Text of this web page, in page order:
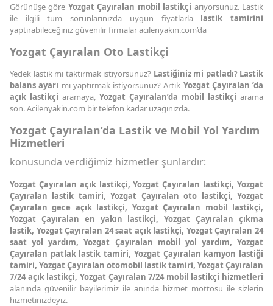
Görünüşe göre Yozgat Çayıralan mobil lastikçi arıyorsunuz. Lastik
ile ilgili tüm sorunlarınızda uygun fiyatlarla lastik tamirini
yaptırabileceğiniz güvenilir firmalar acilenyakin.com’da
Yozgat Çayıralan Oto Lastikçi
Yedek lastik mi taktırmak istiyorsunuz? Lastiğiniz mi patladı? Lastik
balans ayarı mı yaptırmak istiyorsunuz? Artık Yozgat Çayıralan ’da
açık lastikçi aramaya, Yozgat Çayıralan’da mobil lastikçi arama
son. Acilenyakin.com bir telefon kadar uzağınızda.
Yozgat Çayıralan’da Lastik ve Mobil Yol Yardım
Hizmetleri
konusunda verdiğimiz hizmetler şunlardır:
Yozgat Çayıralan açık lastikçi, Yozgat Çayıralan lastikçi, Yozgat
Çayıralan lastik tamiri, Yozgat Çayıralan oto lastikçi, Yozgat
Çayıralan gece açık lastikçi, Yozgat Çayıralan mobil lastikçi,
Yozgat Çayıralan en yakın lastikçi, Yozgat Çayıralan çıkma
lastik, Yozgat Çayıralan 24 saat açık lastikçi, Yozgat Çayıralan 24
saat yol yardım, Yozgat Çayıralan mobil yol yardım, Yozgat
Çayıralan patlak lastik tamiri, Yozgat Çayıralan kamyon lastiği
tamiri, Yozgat Çayıralan otomobil lastik tamiri, Yozgat Çayıralan
7/24 açık lastikçi, Yozgat Çayıralan 7/24 mobil lastikçi hizmetleri
alanında güvenilir bayilerimiz ile anında hizmet mottosu ile sizlerin
hizmetinizdeyiz.